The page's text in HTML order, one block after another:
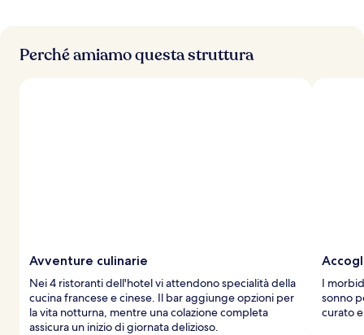
Perché amiamo questa struttura
Avventure culinarie
Nei 4 ristoranti dell'hotel vi attendono specialità della
cucina francese e cinese. Il bar aggiunge opzioni per
la vita notturna, mentre una colazione completa
assicura un inizio di giornata delizioso.
I
sonno
curato